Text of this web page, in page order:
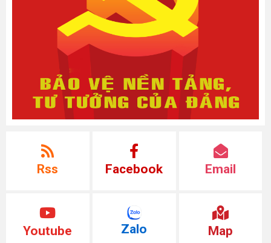
Rss Facebook Email
Youtube Zalo Map